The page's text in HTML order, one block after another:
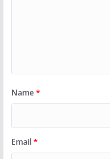
Name*
Email*